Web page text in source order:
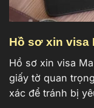
Hồ sơ xin visa
Hồ sơ xin visa
giấy tờ quan
xác để tránh bị